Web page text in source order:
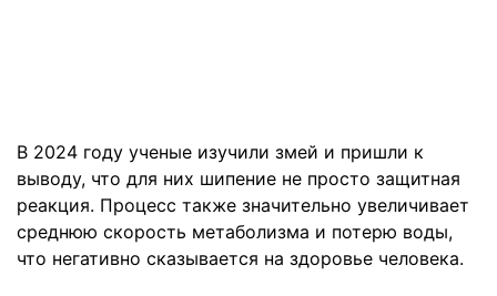
В 2024 году ученые изучили змей и пришли к
выводу, что для них шипение не просто защитная
реакция. Процесс также значительно увеличивает
среднюю скорость метаболизма и потерю воды,
что негативно сказывается на здоровье человека.